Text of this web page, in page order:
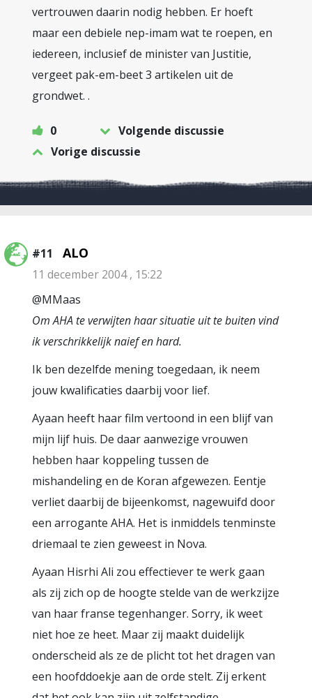
vertrouwen daarin nodig hebben. Er hoeft
maar een debiele nep-imam wat te roepen, en
iedereen, inclusief de minister van Justitie,
vergeet pak-em-beet 3 artikelen uit de
grondwet. .
0
Volgende discussie
Vorige discussie
#11 ALO
11 december 2004 , 15:22
@MMaas
Om AHA te verwijten haar situatie uit te buiten vind
ik verschrikkelijk naief en hard.
Ik ben dezelfde mening toegedaan, ik neem
jouw kwalificaties daarbij voor lief.
Ayaan heeft haar film vertoond in een blijf van
mijn lijf huis. De daar aanwezige vrouwen
hebben haar koppeling tussen de
mishandeling en de Koran afgewezen. Eentje
verliet daarbij de bijeenkomst, nagewuifd door
een arrogante AHA. Het is inmiddels tenminste
driemaal te zien geweest in Nova.
Ayaan Hisrhi Ali zou effectiever te werk gaan
als zij zich op de hoogte stelde van de werkzijze
van haar franse tegenhanger. Sorry, ik weet
niet hoe ze heet. Maar zij maakt duidelijk
onderscheid als ze de plicht tot het dragen van
een hoofddoekje aan de orde stelt. Zij erkent